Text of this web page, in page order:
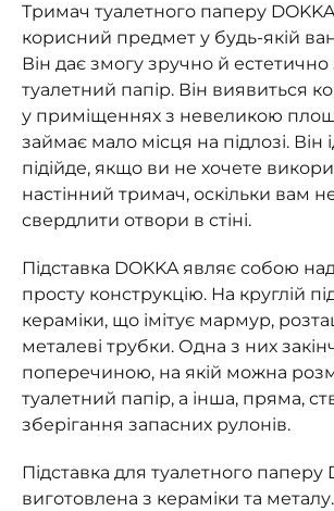
Тримач туалетного паперу
корисний предмет у будь-якій
Він дає змогу зручно й естетично
туалетний папір. Він виявиться
у приміщеннях з невеликою
займає мало місця на підлозі. Він
підійде, якщо ви не хочете
настінний тримач, оскільки вам
свердлити отвори в стіні.
Підставка DOKKA являє собою
просту конструкцію. На круглій
кераміки, що імітує мармур,
металеві трубки. Одна з них
поперечиною, на якій можна
туалетний папір, а інша, пряма,
зберігання запасних рулонів.
Підставка для туалетного паперу
виготовлена з кераміки та металу.